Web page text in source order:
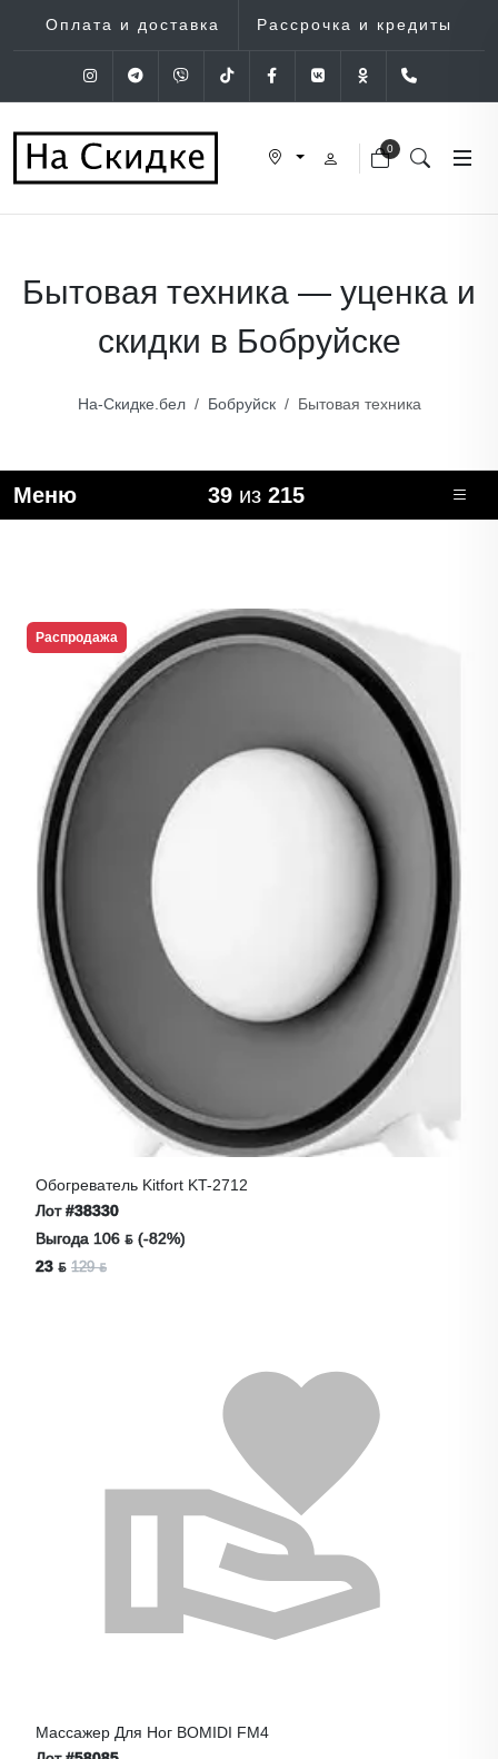
Оплата и доставка Рассрочка и кредиты
InstagramTelegram
Viber Tik-Tok Facebook
VK OK
0
Бытовая техника — уценка и
скидки в Бобруйске
На-Скидке.бел Бобруйск Бытовая техника
Меню 39 из 215
Распродажа
Обогреватель Kitfort KT-2712
Лот#38330
Выгода 106 ƃ (-82%)
23 ƃ 129 ƃ
Массажер Для Ног BOMIDI FM4